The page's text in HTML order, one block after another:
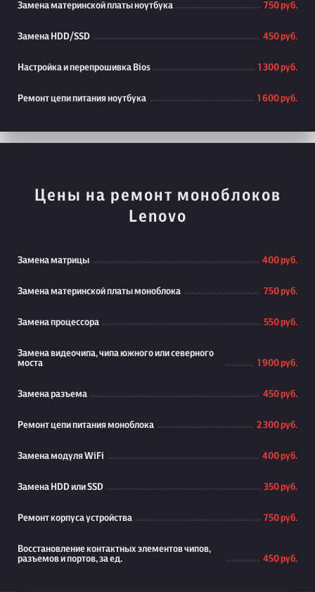
Замена материнской платы ноутбука 750 руб.
Замена HDD/SSD 450 руб.
Настройка и перепрошивка Bios 1 300 руб.
Ремонт цепи питания ноутбука 1 600 руб.
Цены на ремонт моноблоков
Lenovo
Замена матрицы 400 руб.
Замена материнской платы моноблока 750 руб.
Замена процессора 550 руб.
Замена видеочипа, чипа южного или северного
моста
1 900 руб.
Замена разъема 450 руб.
Ремонт цепи питания моноблока 2 300 руб.
Замена модуля WiFi 400 руб.
Замена HDD или SSD 350 руб.
Ремонт корпуса устройства 750 руб.
Восстановление контактных элементов чипов,
разъемов и портов, за ед.
450 руб.